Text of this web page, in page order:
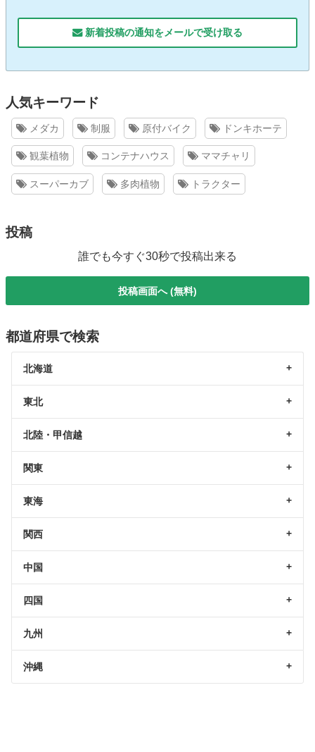
新着投稿の通知をメールで受け取る
人気キーワード
メダカ 制服 原付バイク ドンキホーテ
観葉植物 コンテナハウス ママチャリ
スーパーカブ 多肉植物 トラクター
投稿
誰でも今すぐ30秒で投稿出来る
投稿画面へ (無料)
都道府県で検索
北海道
東北
北陸・甲信越
関東
東海
関西
中国
四国
九州
沖縄